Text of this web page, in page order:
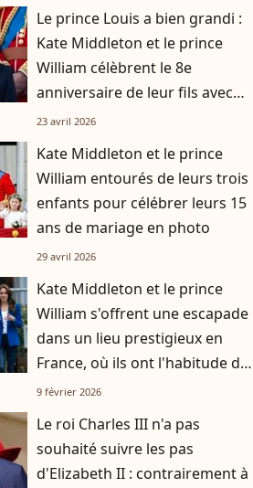
Le prince Louis a bien grandi :
Kate Middleton et le prince
William célèbrent le 8e
anniversaire de leur fils avec
des images inédites
23 avril 2026
Kate Middleton et le prince
William entourés de leurs trois
enfants pour célébrer leurs 15
ans de mariage en photo
29 avril 2026
Kate Middleton et le prince
William s'offrent une escapade
dans un lieu prestigieux en
France, où ils ont l'habitude de
se rendre avec leurs trois
9 février 2026
Le roi Charles III n'a pas
souhaité suivre les pas
d'Elizabeth II : contrairement à